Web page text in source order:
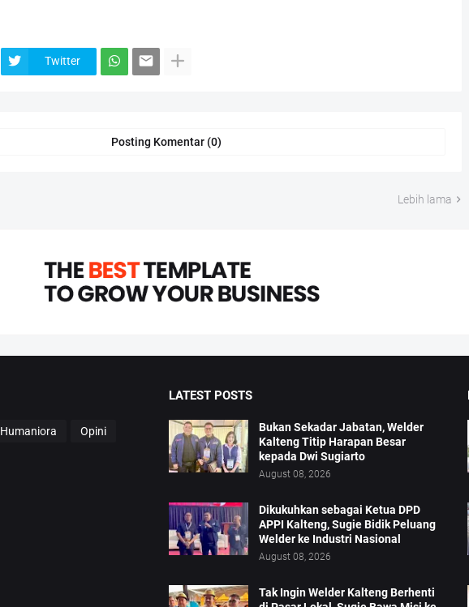
Twitter
Posting Komentar (0)
Lebih lama
Humaniora Opini
LATEST POSTS
Bukan Sekadar Jabatan, Welder
Kalteng Titip Harapan Besar
kepada Dwi Sugiarto
August 08, 2026
Dikukuhkan sebagai Ketua DPD
APPI Kalteng, Sugie Bidik Peluang
Welder ke Industri Nasional
August 08, 2026
Tak Ingin Welder Kalteng Berhenti